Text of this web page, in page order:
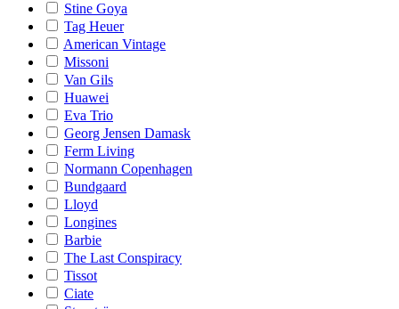
Stine Goya
Tag Heuer
American Vintage
Missoni
Van Gils
Huawei
Eva Trio
Georg Jensen Damask
Ferm Living
Normann Copenhagen
Bundgaard
Lloyd
Longines
Barbie
The Last Conspiracy
Tissot
Ciate